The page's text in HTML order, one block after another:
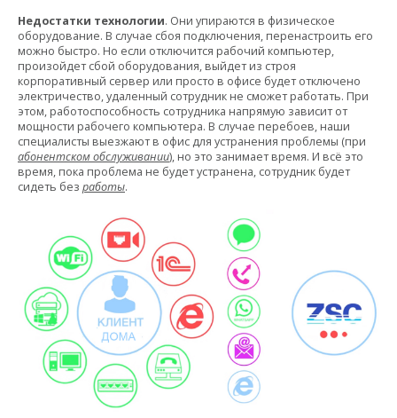
Недостатки технологии. Они упираются в физическое
оборудование. В случае сбоя подключения, перенастроить его
можно быстро. Но если отключится рабочий компьютер,
произойдет сбой оборудования, выйдет из строя
корпоративный сервер или просто в офисе будет отключено
электричество, удаленный сотрудник не сможет работать. При
этом, работоспособность сотрудника напрямую зависит от
мощности рабочего компьютера. В случае перебоев, наши
специалисты выезжают в офис для устранения проблемы (при
абонентском обслуживании), но это занимает время. И всё это
время, пока проблема не будет устранена, сотрудник будет
сидеть без работы.